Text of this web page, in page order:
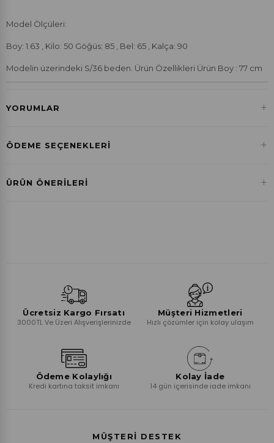
Model Ölçüleri:
Boy: 1.63 , Kilo: 50 Göğüs: 85 , Bel: 65 , Kalça: 90
Modelin üzerindeki S/36 beden. Ürün Özellikleri Ürün Boy : 77 cm
YORUMLAR +
ÖDEME SEÇENEKLERI +
Havale ile Ödeme
ÜRÜN ÖNERILERI +
Ücretsiz Kargo Fırsatı
3000TL Ve Üzeri Alışverişlerinizde
Müşteri Hizmetleri
Hızlı çözümler için kolay ulaşım
Ödeme Kolaylığı
Kredi kartına taksit imkanı
Kolay İade
14 gün içerisinde iade imkanı
MÜŞTERI DESTEK